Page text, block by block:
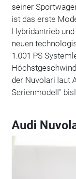
seiner
ist das erste
Hybridantrieb
neuen
1.001 PS
der Nuvolari laut
Serienmodell"
Audi